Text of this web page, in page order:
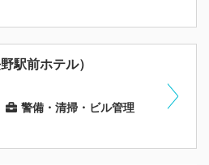
駅前ホテル）
警備・清掃・ビル管理